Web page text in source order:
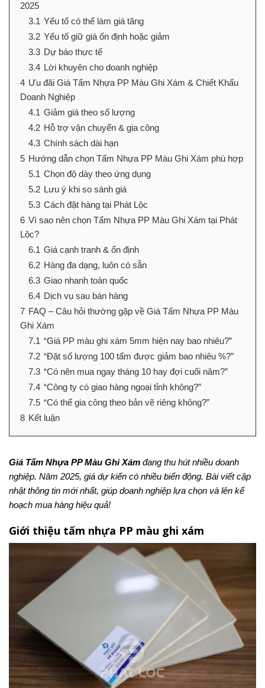
2025
3.1 Yếu tố có thể làm giá tăng
3.2 Yếu tố giữ giá ổn định hoặc giảm
3.3 Dự báo thực tế
3.4 Lời khuyên cho doanh nghiệp
4 Ưu đãi Giá Tấm Nhựa PP Màu Ghi Xám & Chiết Khấu
Doanh Nghiệp
4.1 Giảm giá theo số lượng
4.2 Hỗ trợ vận chuyển & gia công
4.3 Chính sách dài hạn
5 Hướng dẫn chọn Tấm Nhựa PP Màu Ghi Xám phù hợp
5.1 Chọn độ dày theo ứng dụng
5.2 Lưu ý khi so sánh giá
5.3 Cách đặt hàng tại Phát Lộc
6 Vì sao nên chọn Tấm Nhựa PP Màu Ghi Xám tại Phát
Lộc?
6.1 Giá cạnh tranh & ổn định
6.2 Hàng đa dạng, luôn có sẵn
6.3 Giao nhanh toàn quốc
6.4 Dịch vụ sau bán hàng
7 FAQ – Câu hỏi thường gặp về Giá Tấm Nhựa PP Màu
Ghi Xám
7.1 “Giá PP màu ghi xám 5mm hiện nay bao nhiêu?”
7.2 “Đặt số lượng 100 tấm được giảm bao nhiêu %?”
7.3 “Có nên mua ngay tháng 10 hay đợi cuối năm?”
7.4 “Công ty có giao hàng ngoại tỉnh không?”
7.5 “Có thể gia công theo bản vẽ riêng không?”
8 Kết luận
Giá Tấm Nhựa PP Màu Ghi Xám đang thu hút nhiều doanh
nghiệp. Năm 2025, giá dự kiến có nhiều biến động. Bài viết cập
nhật thông tin mới nhất, giúp doanh nghiệp lựa chọn và lên kế
hoạch mua hàng hiệu quả!
Giới thiệu tấm nhựa PP màu ghi xám